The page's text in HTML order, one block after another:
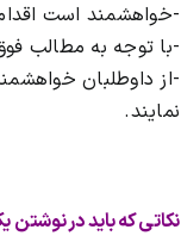
-خواهشمند است
-با توجه به مطالب
نمایند.
نکاتی که باید در نوشتن